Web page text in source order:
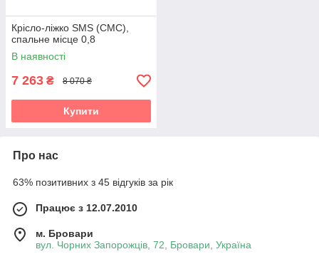
Крісло-ліжко SMS (СМС),
спальне місце 0,8
В наявності
7 263 ₴ 8 070 ₴
Купити
Про нас
63% позитивних з 45 відгуків за рік
Працює з 12.07.2010
м. Бровари
вул. Чорних Запорожців, 72, Бровари, Україна